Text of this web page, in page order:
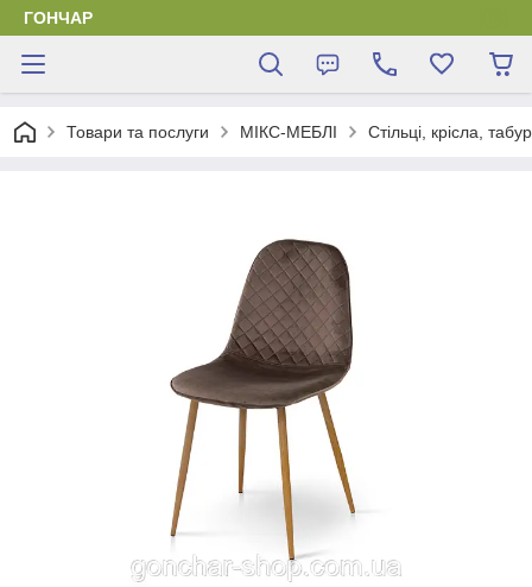
ГОНЧАР
Товари та послуги МІКС-МЕБЛІ Стільці, крісла,